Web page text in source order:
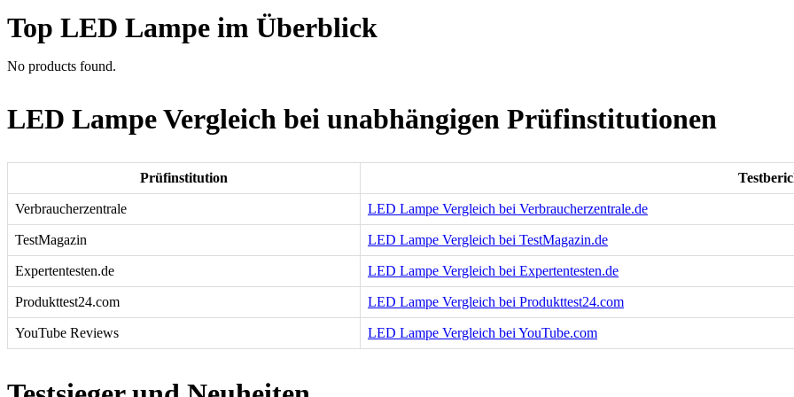
Top LED Lampe im Überblick
No products found.
LED Lampe Vergleich bei unabhängigen Prüfinstitutionen
Prüfinstitution
Verbraucherzentrale LED Lampe Vergleich bei Verbraucherzentrale.de
TestMagazin LED Lampe Vergleich bei TestMagazin.de
Expertentesten.de LED Lampe Vergleich bei Expertentesten.de
Produkttest24.com LED Lampe Vergleich bei Produkttest24.com
YouTube Reviews LED Lampe Vergleich bei YouTube.com